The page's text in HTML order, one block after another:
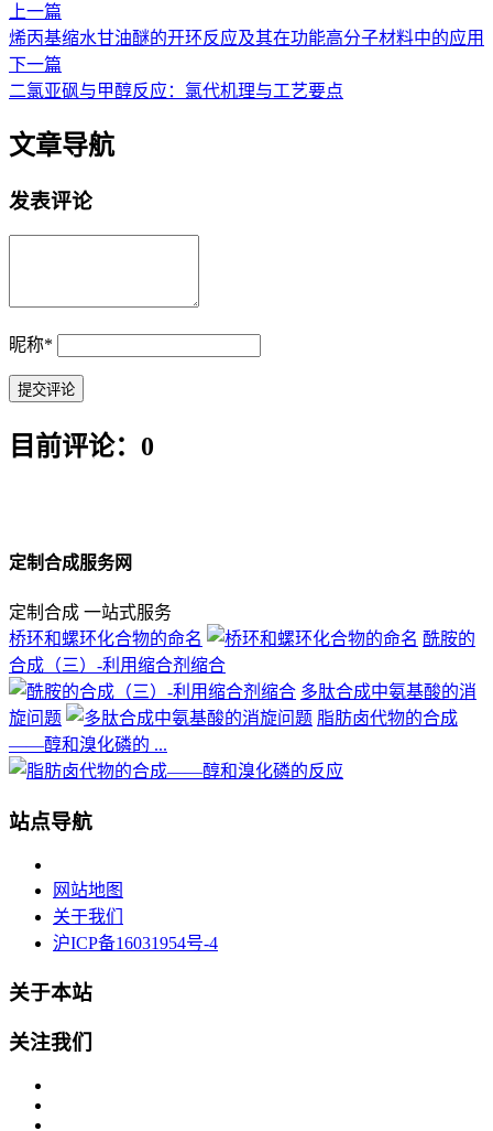
上一篇
烯丙基缩水甘油醚的开环反应及其在功能高分子材料中的应用
下一篇
二氯亚砜与甲醇反应：氯代机理与工艺要点
文章导航
发表评论
昵称*
目前评论：0
定制合成服务网
定制合成 一站式服务
桥环和螺环化合物的命名
酰胺的
合成（三）-利用缩合剂缩合
多肽合成中氨基酸的消
旋问题
脂肪卤代物的合成
——醇和溴化磷的 ...
站点导航
网站地图
关于我们
沪ICP备16031954号-4
关于本站
关注我们